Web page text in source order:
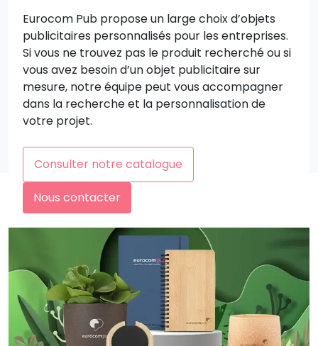
Eurocom Pub propose un large choix d’objets
publicitaires personnalisés pour les entreprises.
Si vous ne trouvez pas le produit recherché ou si
vous avez besoin d’un objet publicitaire sur
mesure, notre équipe peut vous accompagner
dans la recherche et la personnalisation de
votre projet.
Consulter notre catalogue
Nous contacter